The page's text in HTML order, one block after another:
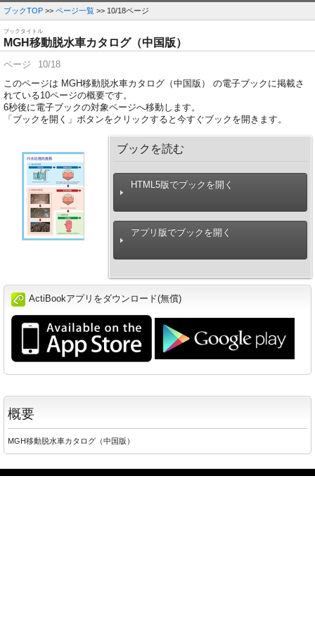
ブックTOP >> ページ一覧 >> 10/18ページ
ブックタイトル
MGH移動脱水車カタログ（中国版）
ページ
10/18
このページは MGH移動脱水車カタログ（中国版） の電子ブックに掲載さ
れている10ページの概要です。
6秒後に電子ブックの対象ページへ移動します。
「ブックを開く」ボタンをクリックすると今すぐブックを開きます。
ブックを読む
HTML5版でブックを開く
アプリ版でブックを開く
ActiBookアプリをダウンロード(無償)
概要
MGH移動脱水車カタログ（中国版）